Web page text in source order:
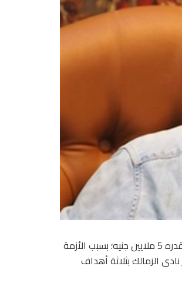
طالبت الشركة الراعية لمسابقات اتحاد الكرة «بريزينتيشن»، اتحاد الكرة بتعويض مادى قدره 5 ملايين جنيه؛ بسبب الأزمة
الزمالك بثلاثة أهداف